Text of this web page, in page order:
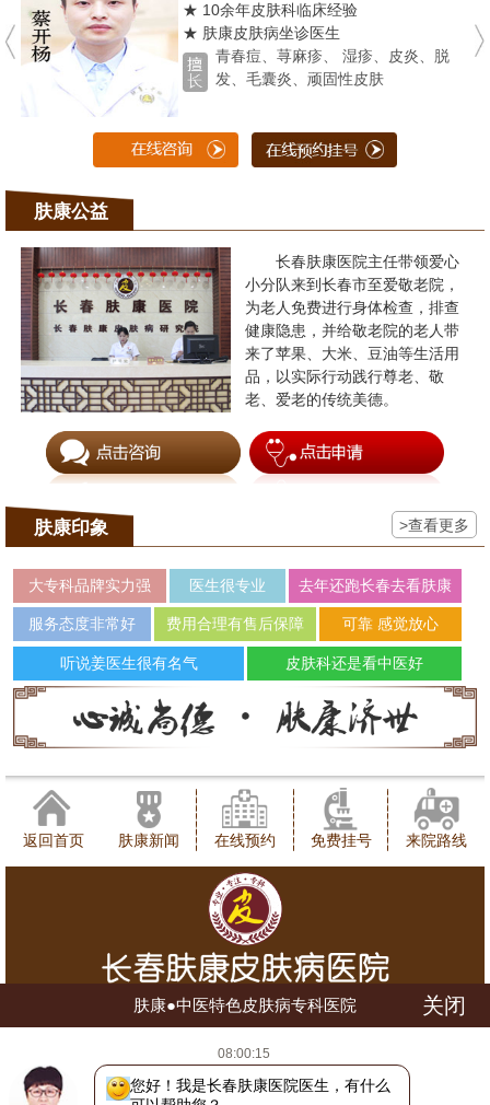
★ 10余年皮肤科临床经验
★ 肤康皮肤病坐诊医生
青春痘、荨麻疹、 湿疹、皮炎、脱
发、毛囊炎、顽固性皮肤
肤康公益
长春肤康医院主任带领爱心
小分队来到长春市至爱敬老院，
为老人免费进行身体检查，排查
健康隐患，并给敬老院的老人带
来了苹果、大米、豆油等生活用
品，以实际行动践行尊老、敬
老、爱老的传统美德。
肤康印象 >查看更多
大专科品牌实力强 医生很专业 去年还跑长春去看肤康
服务态度非常好 费用合理有售后保障 可靠 感觉放心
听说姜医生很有名气 皮肤科还是看中医好
返回首页 肤康新闻 在线预约 免费挂号 来院路线
地址：长春市朝阳区西安大路1566号网站地图
吉ICP备16002784号 吉公网安备 22010402000780号
肤康●中医特色皮肤病专科医院 关闭
08:00:15
您